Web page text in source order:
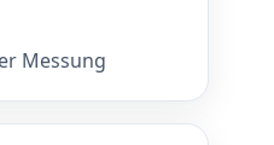
Messung